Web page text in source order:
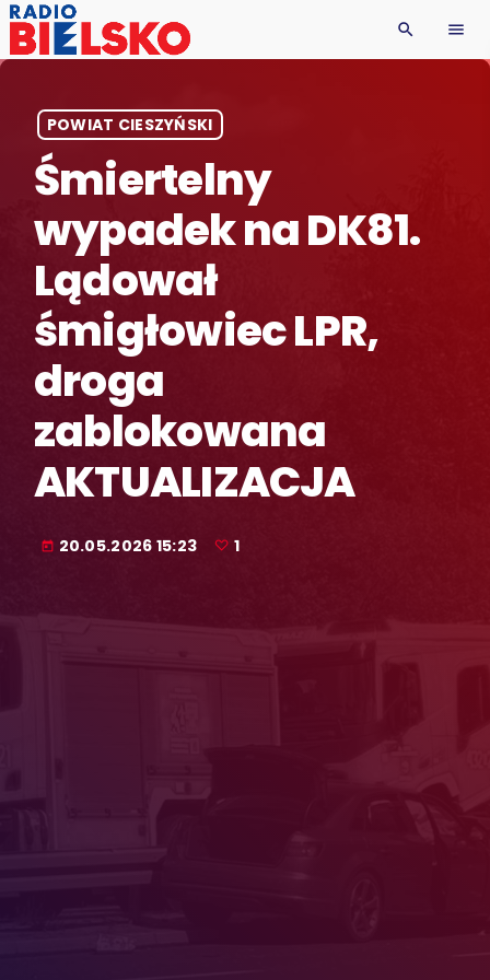
search menu
POWIAT CIESZYŃSKI
Śmiertelny
wypadek na DK81.
Lądował
śmigłowiec LPR,
droga
zablokowana
AKTUALIZACJA
today 20.05.2026 15:23 1